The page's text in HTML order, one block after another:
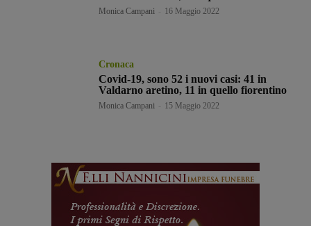
Monica Campani 16 Maggio 2022
Cronaca
Covid-19, sono 52 i nuovi casi: 41 in
Valdarno aretino, 11 in quello fiorentino
Monica Campani 15 Maggio 2022